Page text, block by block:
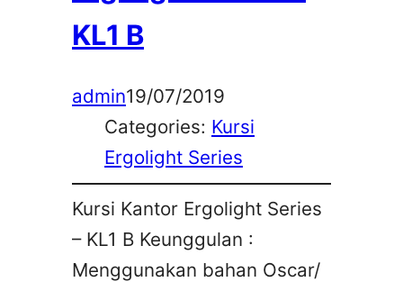
KL1 B
admin19/07/2019
Categories: Kursi
Ergolight Series
Kursi Kantor Ergolight Series
– KL1 B Keunggulan :
Menggunakan bahan Oscar/